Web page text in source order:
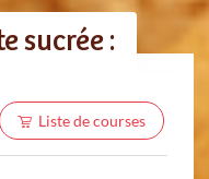
sucrée :
Liste de courses